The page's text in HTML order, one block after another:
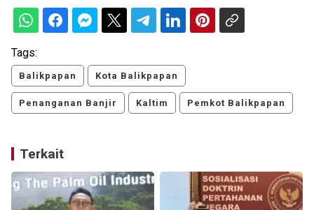
Tags:
Balikpapan Kota Balikpapan
Penanganan Banjir Kaltim Pemkot Balikpapan
Terkait